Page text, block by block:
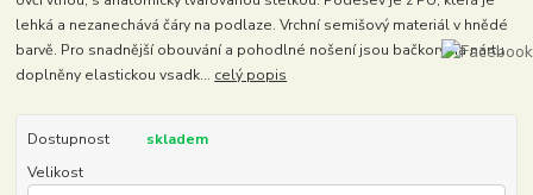
lehká a nezanechává čáry na podlaze. Vrchní semišový materiál v hnědé
barvě. Pro snadnější obouvání a pohodlné nošení jsou bačkory na nártu
doplněny elastickou vsadk... celý popis
Dostupnost
skladem
Velikost